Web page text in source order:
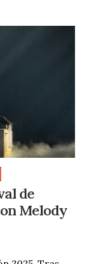
de
Melody